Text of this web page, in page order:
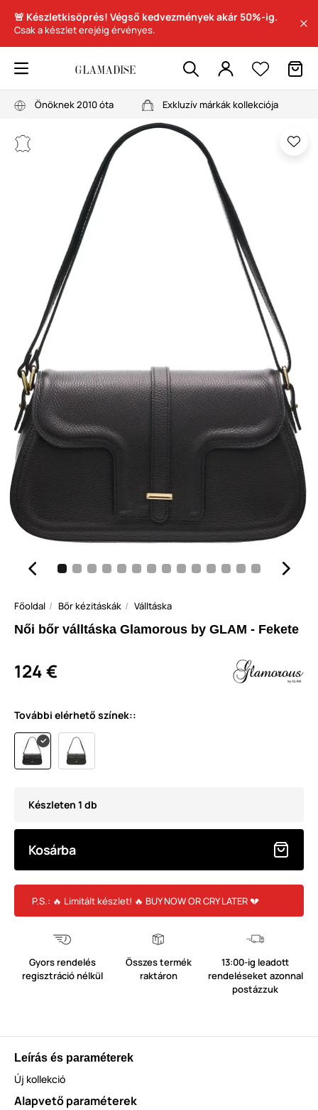
🚨 Készletkisöprés! Végső kedvezmények akár 50%-ig.
Csak a készlet erejéig érvényes.
Önöknek 2010 óta Exkluzív márkák kollekciója
Főoldal Bőr kézitáskák Válltáska
Női bőr válltáska Glamorous by GLAM - Fekete
124 €
További elérhető színek::
Készleten 1 db
Kosárba
P.S.: 🔥 Limitált készlet! 🔥 BUY NOW OR CRY LATER 💔
Gyors rendelés
regisztráció nélkül
Összes termék
raktáron
13:00-ig leadott
rendeléseket azonnal
postázzuk
Leírás és paraméterek
Új kollekció
Alapvető paraméterek